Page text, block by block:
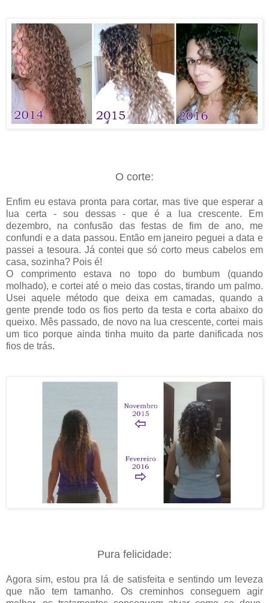
O corte:
Enfim eu estava pronta para cortar, mas tive que esperar a
lua certa - sou dessas - que é a lua crescente. Em
dezembro, na confusão das festas de fim de ano, me
confundi e a data passou. Então em janeiro peguei a data e
passei a tesoura. Já contei que só corto meus cabelos em
casa, sozinha? Pois é!
O comprimento estava no topo do bumbum (quando
molhado), e cortei até o meio das costas, tirando um palmo.
Usei aquele método que deixa em camadas, quando a
gente prende todo os fios perto da testa e corta abaixo do
queixo. Mês passado, de novo na lua crescente, cortei mais
um tico porque ainda tinha muito da parte danificada nos
fios de trás.
Pura felicidade:
Agora sim, estou pra lá de satisfeita e sentindo um leveza
que não tem tamanho. Os creminhos conseguem agir